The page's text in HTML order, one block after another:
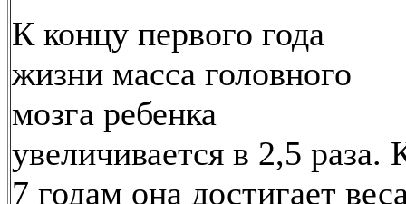
К концу первого года
жизни масса головного
мозга ребенка
увеличивается в 2,5 раза.
7 годам она достигает